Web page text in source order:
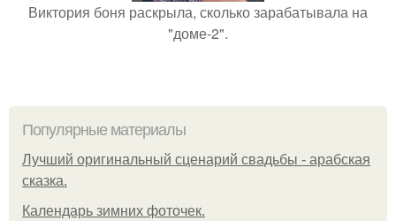
Виктория боня раскрыла, сколько зарабатывала на
"доме-2".
Популярные материалы
Лучший оригинальный сценарий свадьбы - арабская
сказка.
Календарь зимних фоточек.